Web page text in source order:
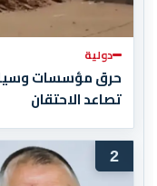
دولية
حرق مؤسسات
تصاعد الاحتقان
2